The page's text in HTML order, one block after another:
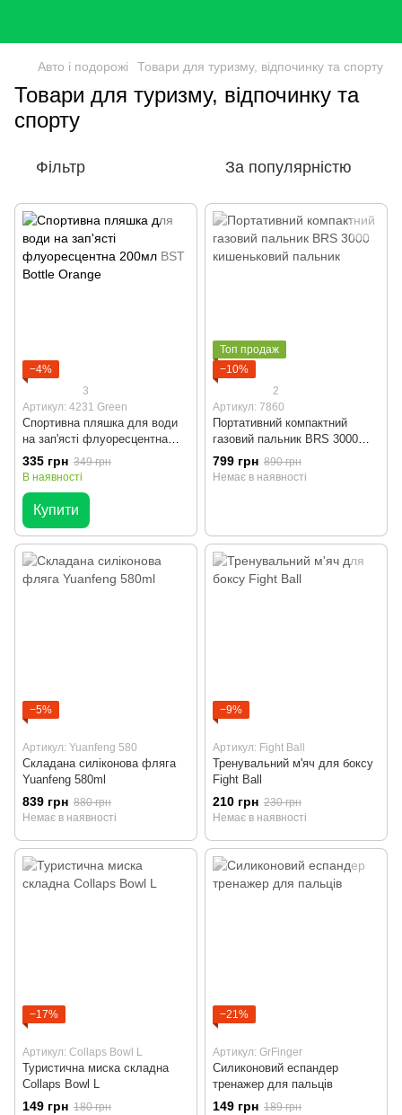
Авто і подорожі Товари для туризму, відпочинку та спорту
Товари для туризму, відпочинку та
спорту
Фільтр За популярністю
−4%
3
Артикул: 4231 Green
Спортивна пляшка для води
на зап'ясті флуоресцентна
200мл BST Bottle Orange
335 грн 349 грн
В наявності
Купити
Топ продаж
−10%
2
Артикул: 7860
Портативний компактний
газовий пальник BRS 3000
кишеньковий пальник
799 грн 890 грн
Немає в наявності
−5%
Артикул: Yuanfeng 580
Складана силіконова фляга
Yuanfeng 580ml
839 грн 880 грн
Немає в наявності
−9%
Артикул: Fight Ball
Тренувальний м'яч для боксу
Fight Ball
210 грн 230 грн
Немає в наявності
−17%
Артикул: Collaps Bowl L
Туристична миска складна
Collaps Bowl L
149 грн 180 грн
−21%
Артикул: GrFinger
Силиконовий еспандер
тренажер для пальців
149 грн 189 грн